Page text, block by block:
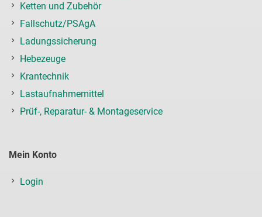
Ketten und Zubehör
Fallschutz/PSAgA
Ladungssicherung
Hebezeuge
Krantechnik
Lastaufnahmemittel
Prüf-, Reparatur- & Montageservice
Mein Konto
Login